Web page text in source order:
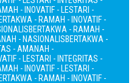
- INOVATIF - LESTARI -
- RAMAH - INOVATIF -
BERTAKWA - RAMAH -
- NASIONALISBERTAKWA -
- AMANAH -
- LESTARI - INTEGRITAS -
- INOVATIF - LESTARI -
- RAMAH - INOVATIF -